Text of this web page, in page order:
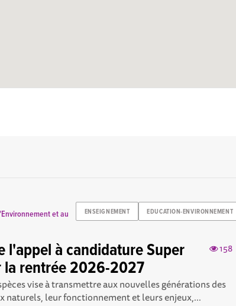
ENSEIGNEMENT EDUCATION-ENVIRONNEMENT
et au
158
l'appel à candidature Super
la rentrée 2026-2027
vise à transmettre aux nouvelles générations des
naturels, leur fonctionnement et leurs enjeux,...